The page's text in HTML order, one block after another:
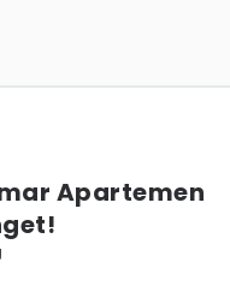
Apartemen